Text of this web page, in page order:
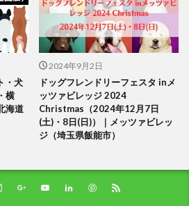
・犬
横
海道
2024年9月2日
ドッグフレンドリーフェスタ inメ
ッツァビレッジ 2024
Christmas（2024年12月7日
(土)・8日(日)）｜メッツァビレッ
ジ（埼玉県飯能市）